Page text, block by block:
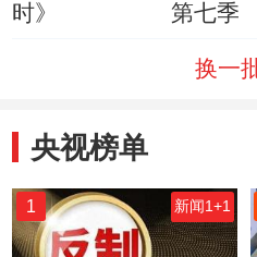
时》
第七季
换一
央视榜单
1 新闻1+1